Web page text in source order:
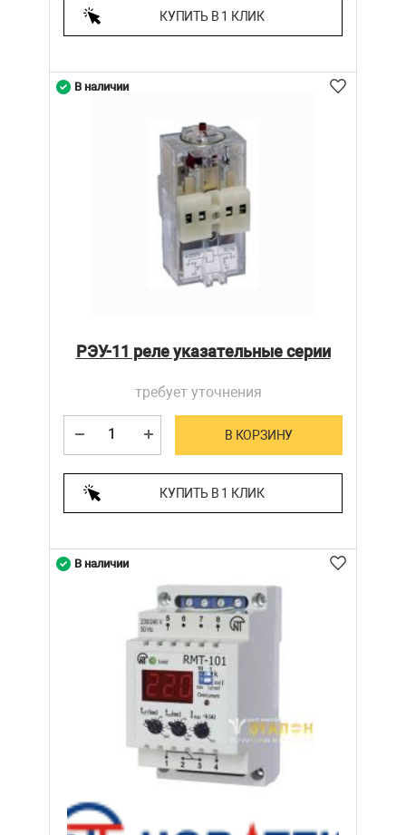
КУПИТЬ В 1 КЛИК
РЭУ-11 реле указательные серии
требует уточнения
В КОРЗИНУ
КУПИТЬ В 1 КЛИК
В наличии
В наличии